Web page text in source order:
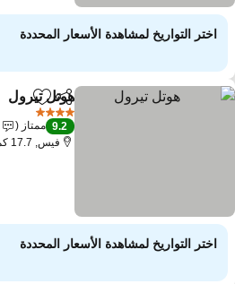
اختر التواريخ لمشاهدة الأسعار المحددة
مشاركة
هوتل تيرول
9.2 ممتاز
فيس, 17.7 كم إلى Spiss
اختر التواريخ لمشاهدة الأسعار المحددة